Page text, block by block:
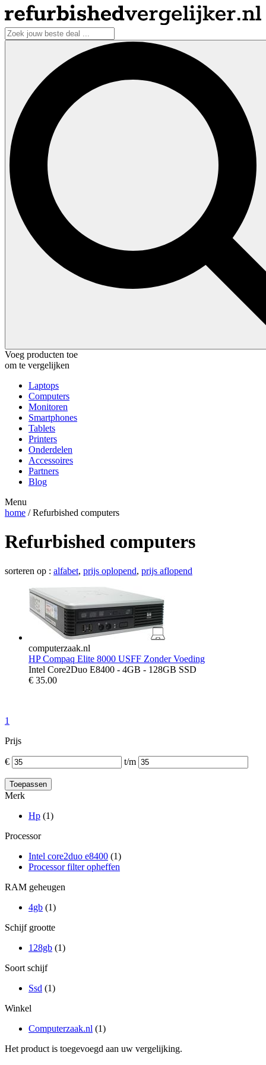
Voeg producten toe
om te vergelijken
Laptops
Computers
Monitoren
Smartphones
Tablets
Printers
Onderdelen
Accessoires
Partners
Blog
Menu
home / Refurbished computers
Refurbished computers
sorteren op : alfabet, prijs oplopend, prijs aflopend
computerzaak.nl
HP Compaq Elite 8000 USFF Zonder Voeding
Intel Core2Duo E8400 - 4GB - 128GB SSD
€ 35.00
1
Prijs
€ t/m
Merk
Hp (1)
Processor
Intel core2duo e8400 (1)
Processor filter opheffen
RAM geheugen
4gb (1)
Schijf grootte
128gb (1)
Soort schijf
Ssd (1)
Winkel
Computerzaak.nl (1)
Het product is toegevoegd aan uw vergelijking.